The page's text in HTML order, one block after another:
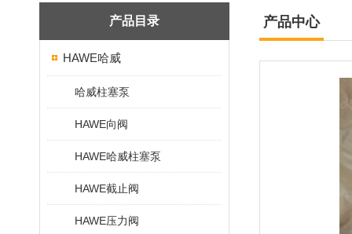
产品目录
HAWE哈威
哈威柱塞泵
HAWE向阀
HAWE哈威柱塞泵
HAWE截止阀
HAWE压力阀
产品中心